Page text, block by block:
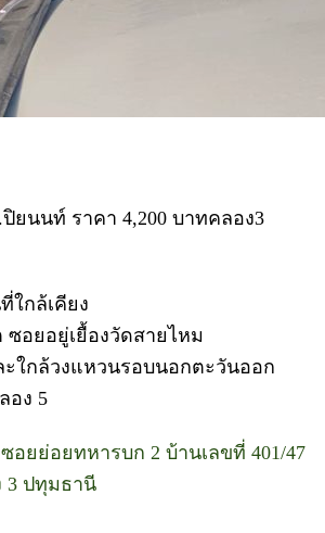
ยนนท์ ราคา 4,200 บาทคลอง3
ใกล้เคียง
อยอยู่เยื้องวัดสายไหม
ะใกล้วงแหวนรอบนอกตะวันออก
อง 5
ยย่อยทหารบก 2 บ้านเลขที่ 401/47
3 ปทุมธานี